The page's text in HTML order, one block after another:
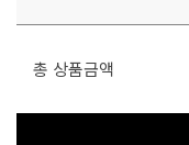
총 상품금액